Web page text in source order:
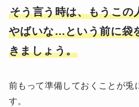
そう言う時は、もうこの
やばいな…という前に袋
きましょう。
前もって準備しておくことが兎
す。